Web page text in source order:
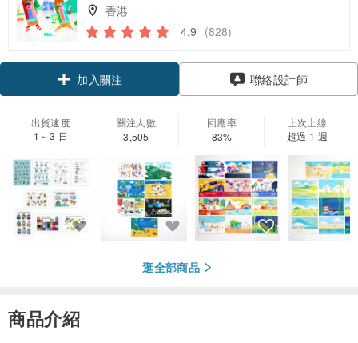
香港
4.9 (828)
加入關注 聯絡設計師
出貨速度
1～3 日
關注人數
3,505
回應率
83%
上次上線
超過 1 週
逛全部商品
商品介紹